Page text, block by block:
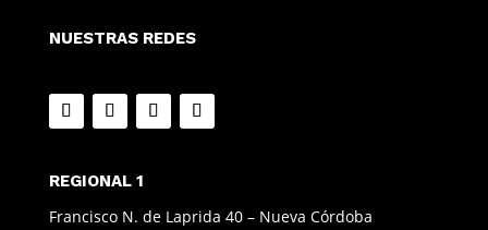
NUESTRAS REDES
REGIONAL 1
Francisco N. de Laprida 40 – Nueva Córdoba